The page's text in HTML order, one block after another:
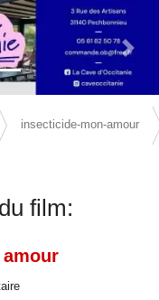
Next
insecticide-mon-amour
film: